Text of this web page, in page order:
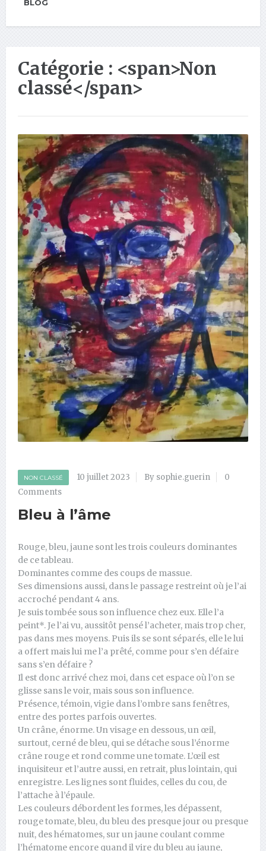
BLOG
Catégorie : <span>Non
classé</span>
NON CLASSÉ 10 juillet 2023 By sophie.guerin
0
Comments
Bleu à l’âme
Rouge, bleu, jaune sont les trois couleurs dominantes
de ce tableau.
Dominantes comme des coups de massue.
Ses dimensions aussi, dans le passage restreint où je l’ai
accroché pendant 4 ans.
Je suis tombée sous son influence chez eux. Elle l’a
peint*. Je l’ai vu, aussitôt pensé l’acheter, mais trop cher,
pas dans mes moyens. Puis ils se sont séparés, elle le lui
a offert mais lui me l’a prêté, comme pour s’en défaire
sans s’en défaire ?
Il est donc arrivé chez moi, dans cet espace où l’on se
glisse sans le voir, mais sous son influence.
Présence, témoin, vigie dans l’ombre sans fenêtres,
entre des portes parfois ouvertes.
Un crâne, énorme. Un visage en dessous, un œil,
surtout, cerné de bleu, qui se détache sous l’énorme
crâne rouge et rond comme une tomate. L’œil est
inquisiteur et l’autre aussi, en retrait, plus lointain, qui
enregistre. Les lignes sont fluides, celles du cou, de
l’attache à l’épaule.
Les couleurs débordent les formes, les dépassent,
rouge tomate, bleu, du bleu des presque jour ou presque
nuit, des hématomes, sur un jaune coulant comme
l’hématome encore quand il vire du bleu au jaune,